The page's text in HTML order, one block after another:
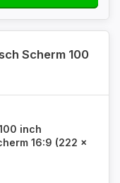
Scherm 100
inch
16:9 (222 x